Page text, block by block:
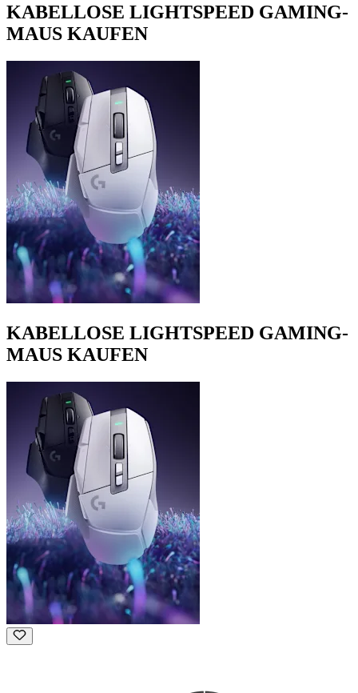
KABELLOSE LIGHTSPEED GAMING-
MAUS KAUFEN
KABELLOSE LIGHTSPEED GAMING-
MAUS KAUFEN